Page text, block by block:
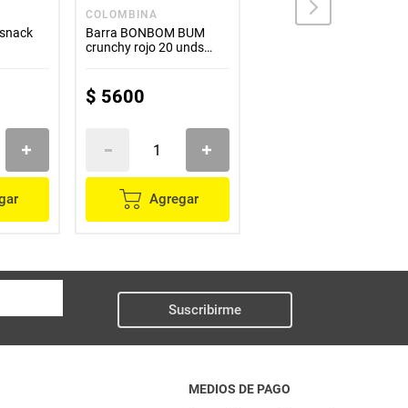
COLOMBINA
Barra BONBOM BUM
crunchy rojo 20 unds
$ 5600
Agregar
TRULULU
Suscribirme
MEDIOS DE PAGO